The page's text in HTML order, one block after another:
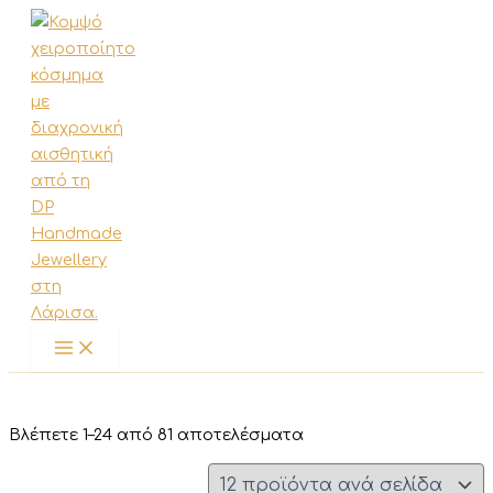
Μετάβαση
στο
περιεχόμενο
Βλέπετε 1–24 από 81 αποτελέσματα
by
latest